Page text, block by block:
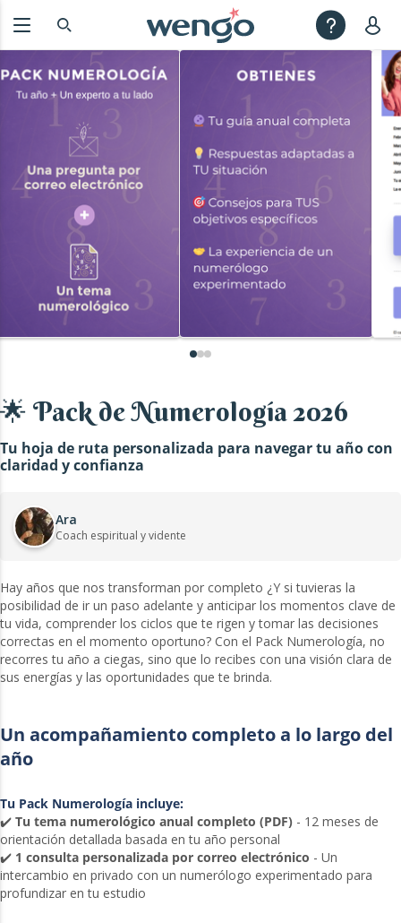
🌟 Pack de Numerología 2026
Tu hoja de ruta personalizada para navegar tu año con
claridad y confianza
Ara
Coach espiritual y vidente
Hay años que nos transforman por completo ¿Y si tuvieras la
posibilidad de ir un paso adelante y anticipar los momentos clave de
tu vida, comprender los ciclos que te rigen y tomar las decisiones
correctas en el momento oportuno? Con el Pack Numerología, no
recorres tu año a ciegas, sino que lo recibes con una visión clara de
sus energías y las oportunidades que te brinda.
Un acompañamiento completo a lo largo del
año
Tu Pack Numerología incluye:
✔️ Tu tema numerológico anual completo (PDF) - 12 meses de
orientación detallada basada en tu año personal
✔️ 1 consulta personalizada por correo electrónico - Un
intercambio en privado con un numerólogo experimentado para
profundizar en tu estudio